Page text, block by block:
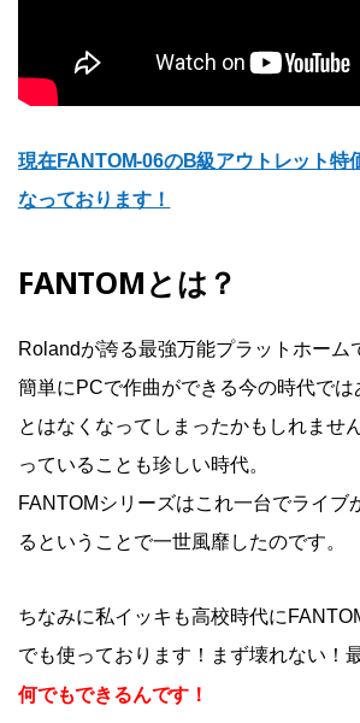
現在FANTOM-06のB級アウトレット特
なっております！
FANTOMとは？
Rolandが誇る最強万能プラットホーム
簡単にPCで作曲ができる今の時代では
とはなくなってしまったかもしれませ
っていることも珍しい時代。
FANTOMシリーズはこれ一台でライブ
るということで一世風靡したのです。
ちなみに私イッキも高校時代に
でも使っております！まず壊れない！
何でもできるんです！